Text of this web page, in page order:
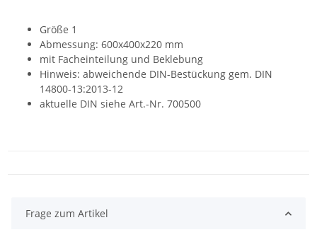
Größe 1
Abmessung: 600x400x220 mm
mit Facheinteilung und Beklebung
Hinweis: abweichende DIN-Bestückung gem. DIN
14800-13:2013-12
aktuelle DIN siehe Art.-Nr. 700500
Frage zum Artikel